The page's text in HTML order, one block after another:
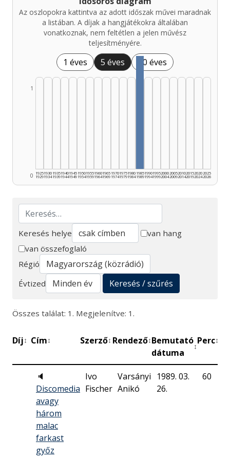
Az oszlopokra kattintva az adott időszak művei maradnak
a listában. A díjak a hangjátékokra általában
vonatkoznak, nem feltétlen a jelen művész
teljesítményére.
1 éves 5 éves 10 éves
0
1
1925
1929
1930
1934
1935
1939
1940
1944
1945
1949
1950
1954
1955
1959
1960
1964
1965
1969
1970
1974
1975
1979
1980
1984
1985
1989
1990
1994
1995
1999
2000
2004
2005
2009
2010
2014
2015
2019
2020
2024
2025
2026
Keresés
Keresés helye
van hang
van összefoglaló
Régió
Évtized
Keresés / szűrés
Összes találat: 1. Megjelenítve: 1.
Díj↕ Cím↕ Szerző↕ Rendező↕Bemutató
dátuma
↕
Perc↕
🔈
Discomedia
avagy
három
malac
farkast
győz
Ivo
Fischer
Varsányi
Anikó
1989. 03.
26.
60